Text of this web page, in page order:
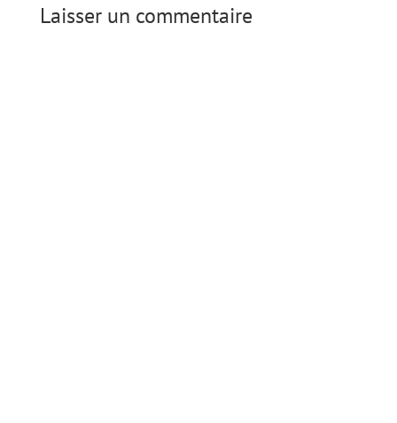
Laisser un commentaire